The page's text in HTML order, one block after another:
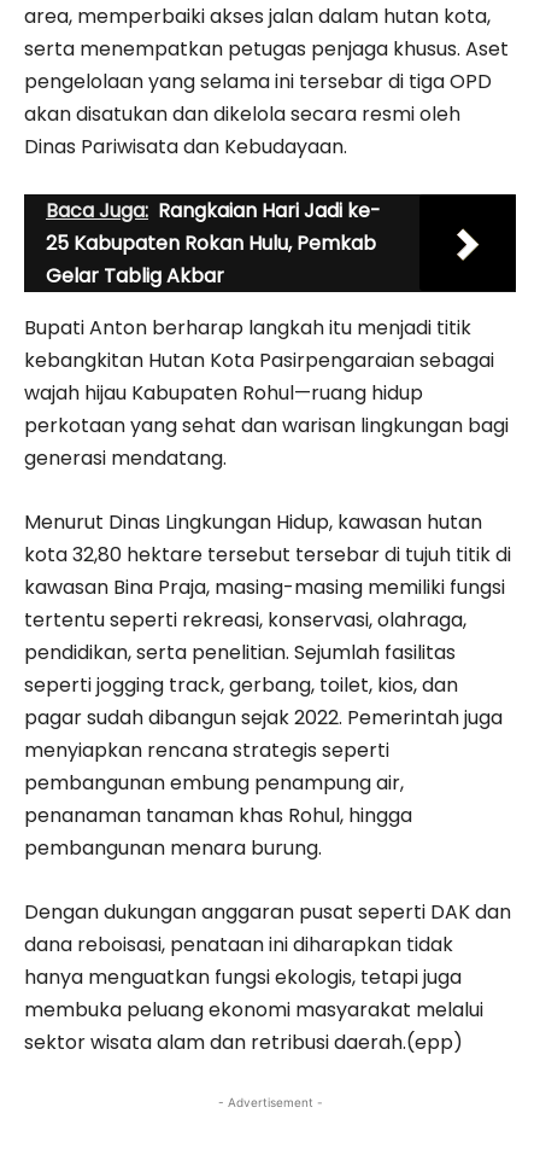
area, memperbaiki akses jalan dalam hutan kota,
serta menempatkan petugas penjaga khusus. Aset
pengelolaan yang selama ini tersebar di tiga OPD
akan disatukan dan dikelola secara resmi oleh
Dinas Pariwisata dan Kebudayaan.
Baca Juga: Rangkaian Hari Jadi ke-
25 Kabupaten Rokan Hulu, Pemkab
Gelar Tablig Akbar
Bupati Anton berharap langkah itu menjadi titik
kebangkitan Hutan Kota Pasirpengaraian sebagai
wajah hijau Kabupaten Rohul—ruang hidup
perkotaan yang sehat dan warisan lingkungan bagi
generasi mendatang.
Menurut Dinas Lingkungan Hidup, kawasan hutan
kota 32,80 hektare tersebut tersebar di tujuh titik di
kawasan Bina Praja, masing-masing memiliki fungsi
tertentu seperti rekreasi, konservasi, olahraga,
pendidikan, serta penelitian. Sejumlah fasilitas
seperti jogging track, gerbang, toilet, kios, dan
pagar sudah dibangun sejak 2022. Pemerintah juga
menyiapkan rencana strategis seperti
pembangunan embung penampung air,
penanaman tanaman khas Rohul, hingga
pembangunan menara burung.
Dengan dukungan anggaran pusat seperti DAK dan
dana reboisasi, penataan ini diharapkan tidak
hanya menguatkan fungsi ekologis, tetapi juga
membuka peluang ekonomi masyarakat melalui
sektor wisata alam dan retribusi daerah.(epp)
- Advertisement -